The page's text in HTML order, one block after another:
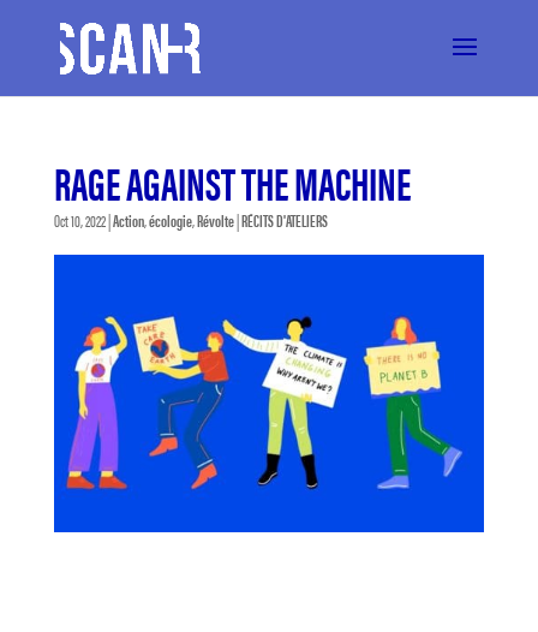
RAGE AGAINST THE MACHINE
Oct 10, 2022|Action,écologie,Révolte|RÉCITS D'ATELIERS